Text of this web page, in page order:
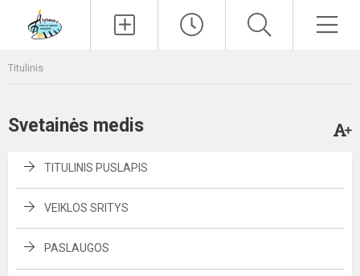
Titulinis
Svetainės medis
TITULINIS PUSLAPIS
VEIKLOS SRITYS
PASLAUGOS